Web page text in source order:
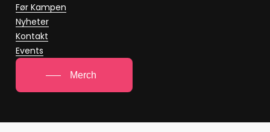
Før Kampen
Nyheter
Kontakt
Events
Merch